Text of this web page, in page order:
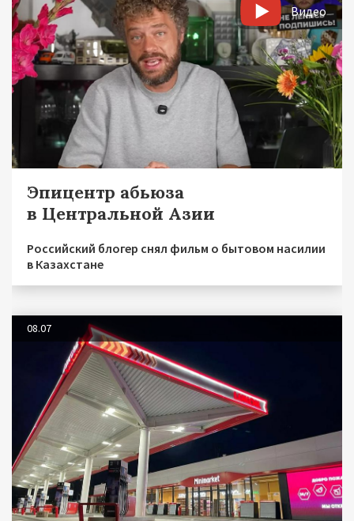
Видео
Эпицентр абьюза
в Центральной Азии
Российский блогер снял фильм о бытовом насилии
в Казахстане
08.07